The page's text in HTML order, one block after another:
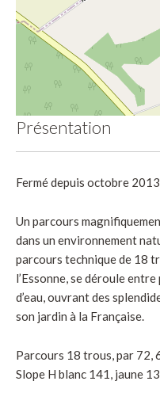
Présentation
Fermé depuis octobre
Un parcours
dans un environnement
parcours technique de 18
l’Essonne, se déroule
d’eau, ouvrant des
son jardin à la Française.
Parcours 18 trous, par 72,
Slope H blanc 141, jaune